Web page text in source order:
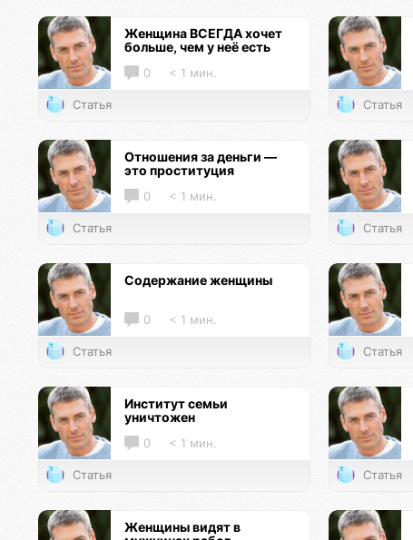
Женщина ВСЕГДА хочет
больше, чем у неё есть
0 < 1 мин.
Статья Статья
Отношения за деньги —
это проституция
0 < 1 мин.
Статья Статья
Содержание женщины
0 < 1 мин.
Статья Статья
Институт семьи
уничтожен
0 < 1 мин.
Статья Статья
Женщины видят в